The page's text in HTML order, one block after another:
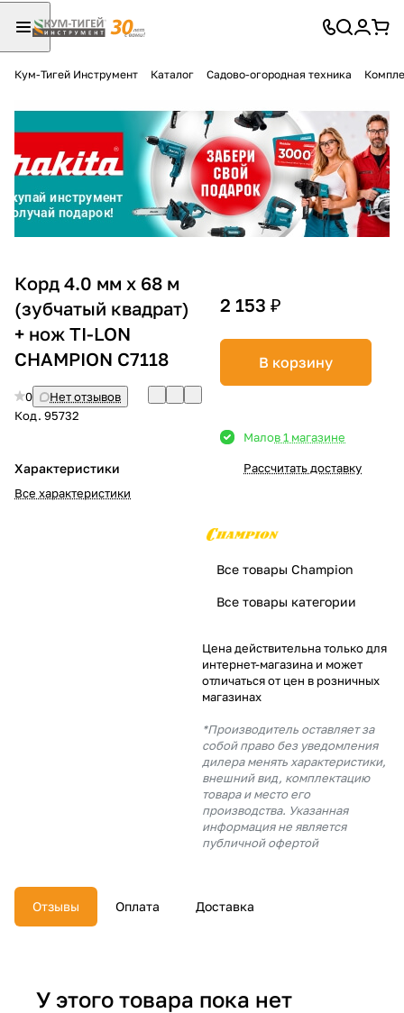
Кум-Тигей Инструмент Каталог Садово-огородная техника
Корд 4.0 мм х 68 м
(зубчатый квадрат)
+ нож TI-LON
CHAMPION C7118
0
Нет отзывов
Код. 95732
Характеристики
Все характеристики
2 153 ₽
В корзину
Малов 1 магазине
Рассчитать доставку
Все товары Champion
Все товары категории
Цена действительна только для
интернет-магазина и может
отличаться от цен в розничных
магазинах
*Производитель оставляет за
собой право без уведомления
дилера менять характеристики,
внешний вид, комплектацию
товара и место его
производства. Указанная
информация не является
публичной офертой
Отзывы Оплата Доставка
У этого товара пока нет
Разбейте
оплатуна части
без переплат
График платежей
Сегодня
25 %
% картой любого банка
% будут
с вашей карты
недели